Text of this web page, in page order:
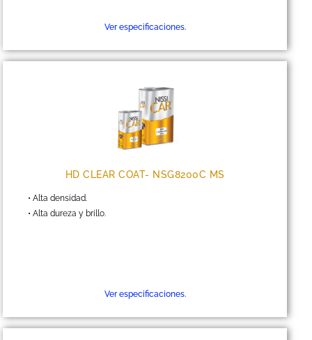
Ver especificaciones.
HD CLEAR COAT- NSG8200C MS
• Alta densidad.
• Alta dureza y brillo.
Ver especificaciones.